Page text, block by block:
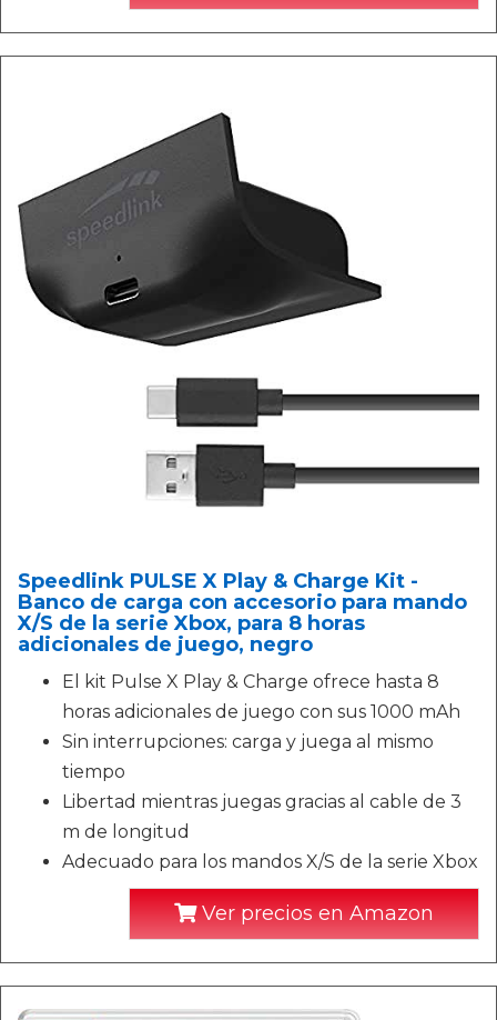
Speedlink PULSE X Play & Charge Kit -
Banco de carga con accesorio para mando
X/S de la serie Xbox, para 8 horas
adicionales de juego, negro
El kit Pulse X Play & Charge ofrece hasta 8
horas adicionales de juego con sus 1000 mAh
Sin interrupciones: carga y juega al mismo
tiempo
Libertad mientras juegas gracias al cable de 3
m de longitud
Adecuado para los mandos X/S de la serie Xbox
Ver precios en Amazon